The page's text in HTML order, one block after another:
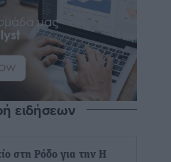
ειδήσεων
στη Ρόδο για την H